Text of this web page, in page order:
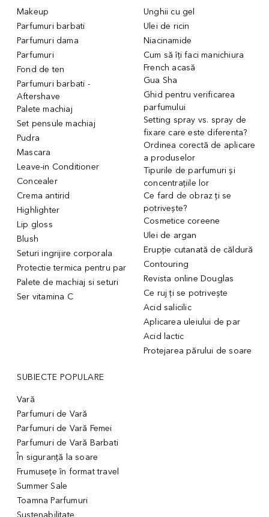
Makeup
Parfumuri barbati
Parfumuri dama
Parfumuri
Fond de ten
Parfumuri barbati -
Aftershave
Palete machiaj
Set pensule machiaj
Pudra
Mascara
Leave-in Conditioner
Concealer
Crema antirid
Highlighter
Lip gloss
Blush
Seturi ingrijire corporala
Protectie termica pentru par
Palete de machiaj si seturi
Ser vitamina C
Unghii cu gel
Ulei de ricin
Niacinamide
Cum să îți faci manichiura
French acasă
Gua Sha
Ghid pentru verificarea
parfumului
Setting spray vs. spray de
fixare care este diferenta?
Ordinea corectă de aplicare
a produselor
Tipurile de parfumuri și
concentrațiile lor
Ce fard de obraz ți se
potrivește?
Cosmetice coreene
Ulei de argan
Erupție cutanată de căldură
Contouring
Revista online Douglas
Ce ruj ți se potrivește
Acid salicilic
Aplicarea uleiului de par
Acid lactic
Protejarea părului de soare
SUBIECTE POPULARE
Vară
Parfumuri de Vară
Parfumuri de Vară Femei
Parfumuri de Vară Barbati
În siguranță la soare
Frumusețe în format travel
Summer Sale
Toamna Parfumuri
Sustenabilitate